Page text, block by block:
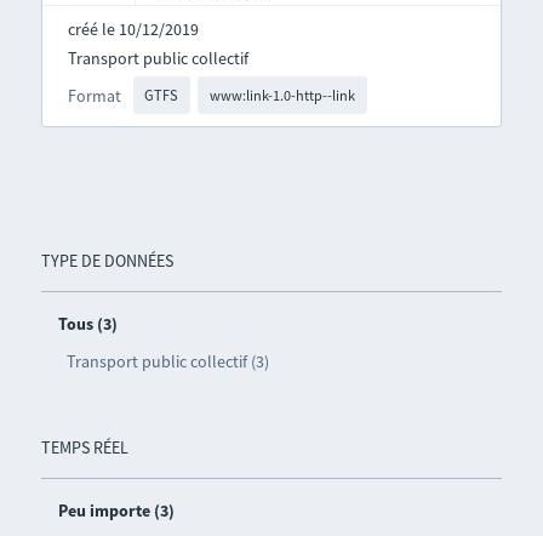
TYPE DE DONNÉES
Tous (3)
Transport public collectif (3)
TEMPS RÉEL
Peu importe (3)
créé le 10/12/2019
Format GTFS www:link-1.0-http--link
Transport public collectif